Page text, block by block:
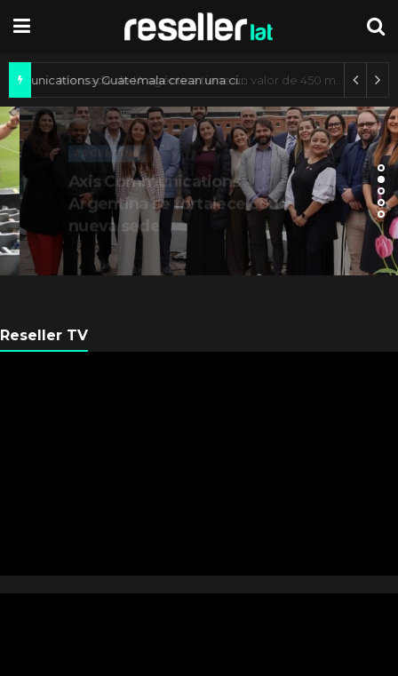
Axis Communications y Guatemala crean una ciudad inteligente
ARGENTINA
Axis Communications
Argentina se fortalece con
nueva sede
Reseller TV